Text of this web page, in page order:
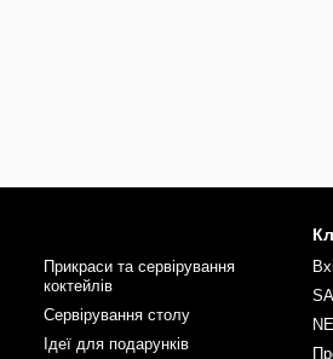
. Кожен
Прикраси та сервірування
коктейлів
Сервірування столу
Ідеї для подарунків